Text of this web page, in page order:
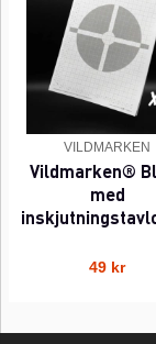
VILDMARKEN
Vildmarken®
med
49 kr